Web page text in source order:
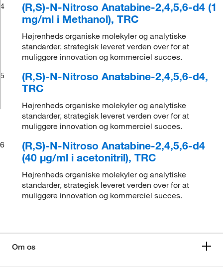
4
(R,S)-N-Nitroso Anatabine-2,4,5,6-d4 (1
mg/ml i Methanol), TRC
Højrenheds organiske molekyler og analytiske
standarder, strategisk leveret verden over for at
muliggøre innovation og kommerciel succes.
5
(R,S)-N-Nitroso Anatabine-2,4,5,6-d4,
TRC
Højrenheds organiske molekyler og analytiske
standarder, strategisk leveret verden over for at
muliggøre innovation og kommerciel succes.
6
(R,S)-N-Nitroso Anatabine-2,4,5,6-d4
(40 μg/ml i acetonitril), TRC
Højrenheds organiske molekyler og analytiske
standarder, strategisk leveret verden over for at
muliggøre innovation og kommerciel succes.
Om os